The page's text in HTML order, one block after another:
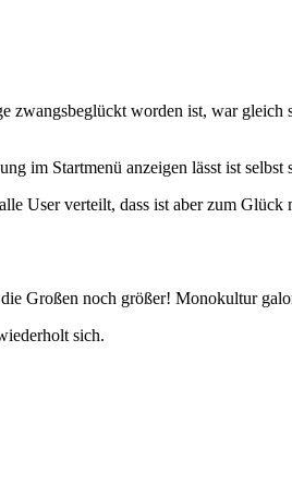
worden ist, war
im Startmenü anzeigen lässt ist selbst
User verteilt, dass ist aber zum
Großen noch größer! Monokultur
sich.